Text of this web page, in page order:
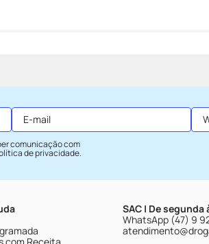
comunicação com
de privacidade.
SAC | De
WhatsApp (47) 9